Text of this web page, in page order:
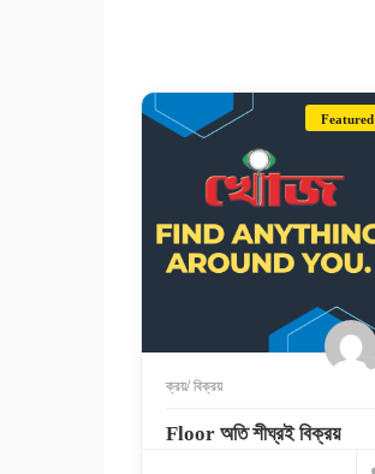
Featured
ক্রয়/ বিক্রয়
Floor অতি শীঘ্রই বিক্রয়